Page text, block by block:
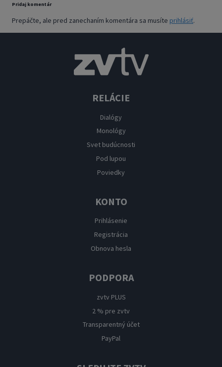
Pridaj komentár
Prepáčte, ale pred zanechaním komentára sa musíte prihlásiť.
RELÁCIE
Dialógy
Monológy
Svet budúcnosti
Pod lupou
Poviedky
KONTO
Prihlásenie
Registrácia
Obnova hesla
PODPORA
zvtv PLUS
2 % pre zvtv
Transparentný účet
PayPal